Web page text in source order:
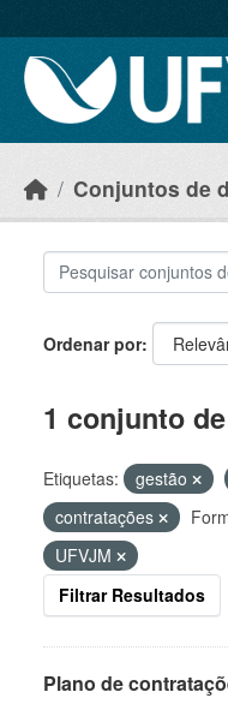
Conjuntos de
Ordenar por
1 conjunto
Etiquetas: gestão
contratações
UFVJM
Filtrar Resultados
Plano de